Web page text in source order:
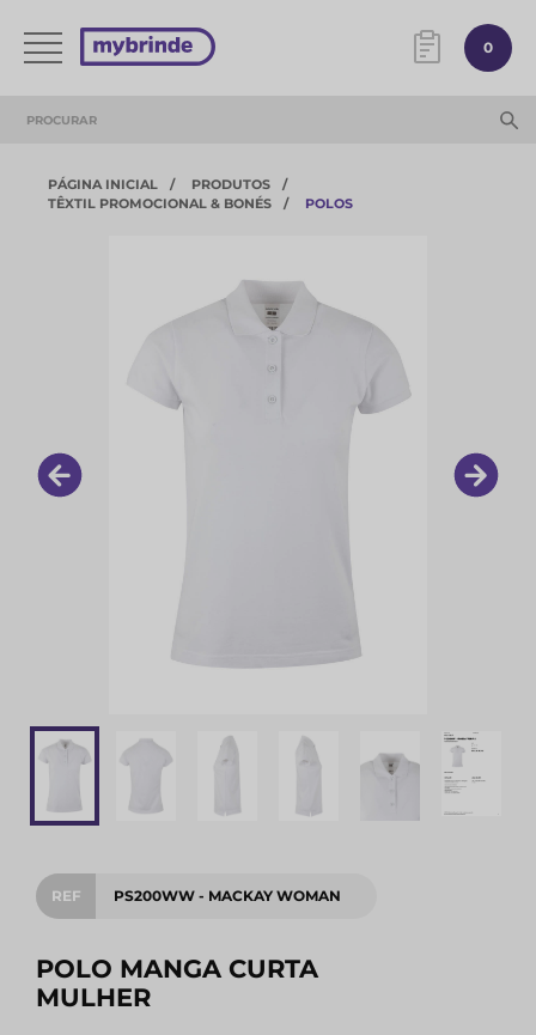
0
PÁGINA INICIAL
PRODUTOS
TÊXTIL PROMOCIONAL & BONÉS
POLOS
REF PS200WW - MACKAY WOMAN
POLO MANGA CURTA
MULHER